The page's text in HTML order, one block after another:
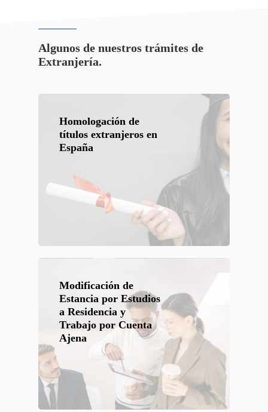
Algunos de nuestros trámites de
Extranjería.
Homologación de
títulos extranjeros en
España
Modificación de
Estancia por Estudios
a Residencia y
Trabajo por Cuenta
Ajena